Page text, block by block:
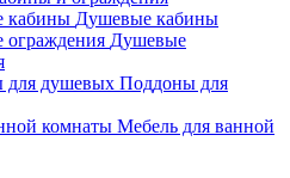
Душевые кабины
Душевые
Поддоны для
Мебель для ванной